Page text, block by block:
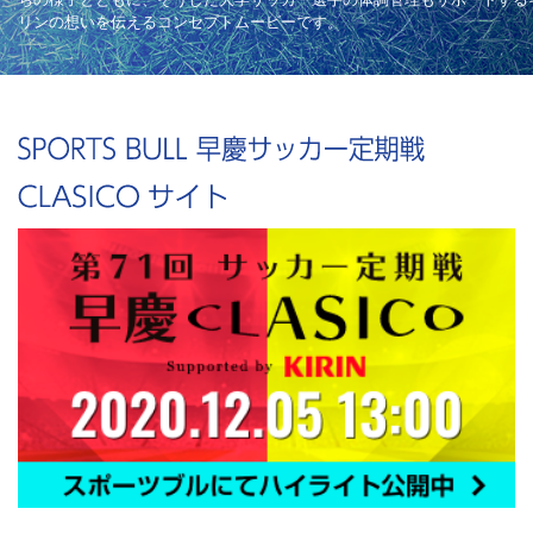
リンの想いを伝えるコンセプトムービーです。